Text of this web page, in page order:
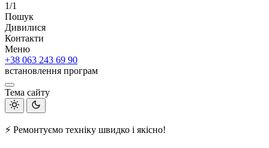
1/1
Пошук
Дивилися
Контакти
Меню
+38 063 243 69 90
встановлення програм
Тема сайту
⚡ Ремонтуємо техніку швидко і якісно!